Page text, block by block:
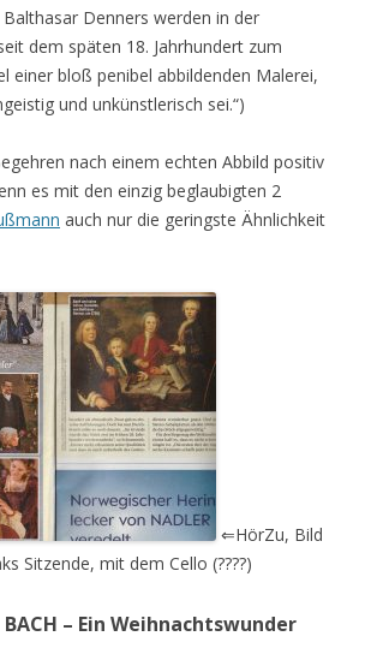
Denners werden in der
dem späten 18. Jahrhundert zum
einer bloß penibel abbildenden Malerei,
und unkünstlerisch sei.“)
nach einem echten Abbild positiv
es mit den einzig beglaubigten 2
auch nur die geringste Ähnlichkeit
⇐HörZu, Bild
Sitzende, mit dem Cello (????)
– Ein Weihnachtswunder